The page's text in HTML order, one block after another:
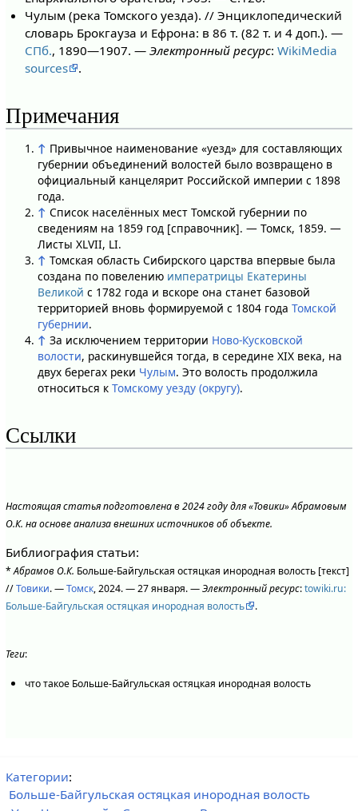
Чулым (река Томского уезда). // Энциклопедический
словарь Брокгауза и Ефрона: в 86 т. (82 т. и 4 доп.). —
СПб., 1890—1907. —Электронный ресурс:WikiMedia
sources
.
Примечания
↑ Привычное наименование «уезд» для составляющих
губернии объединений волостей было возвращено в
официальный канцелярит Российской империи с 1898
года.
↑ Список населённых мест Томской губернии по
сведениям на 1859 год [справочник]. — Томск, 1859. —
Листы XLVII, LI.
↑ Томская область Сибирского царства впервые была
создана по повелению императрицы Екатерины
Великой с 1782 года и вскоре она станет базовой
территорией вновь формируемой с 1804 года Томской
губернии.
↑ За исключением территории Ново-Кусковской
волости, раскинувшейся тогда, в середине XIX века, на
двух берегах реки Чулым. Это волость продолжила
относиться к Томскому уезду (округу).
Ссылки
Настоящая статья подготовлена в 2024 году для «Товики» Абрамовым
О.К. на основе анализа внешних источников об объекте.
Библиография статьи:
*Абрамов О.К. Больше-Байгульская остяцкая инородная волость [текст]
//Товики. —Томск, 2024. — 27 января. —Электронный ресурс:towiki.ru:
Больше-Байгульская остяцкая инородная волость
.
Теги:
что такое Больше-Байгульская остяцкая инородная волость
Категории:
Больше-Байгульская остяцкая инородная волость